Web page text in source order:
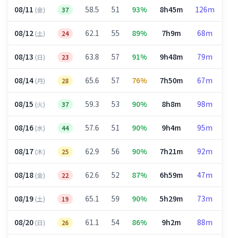
08/11 (金) 37 58.5 51 93% 8h45m 126m
08/12(土) 24 62.1 55 89% 7h9m 68m
08/13 (日) 23 63.8 57 91% 9h48m 79m
08/14(月) 28 65.6 57 76% 7h50m 67m
08/15 (火) 37 59.3 53 90% 8h8m 98m
08/16(水) 44 57.6 51 90% 9h4m 95m
08/17(木) 25 62.9 56 90% 7h21m 92m
08/18(金) 22 62.6 52 87% 6h59m 47m
08/19(土) 19 65.1 59 90% 5h29m 73m
08/20(日) 26 61.1 54 86% 9h2m 88m